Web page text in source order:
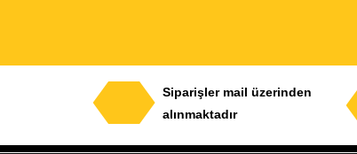
Siparişler mail üzerinden
alınmaktadır